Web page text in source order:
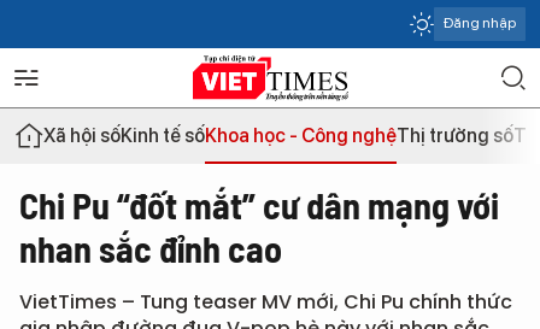
Đăng nhập
Xã hội sốKinh tế sốKhoa học - Công nghệThị trường số
Chi Pu “đốt mắt” cư dân mạng với
nhan sắc đỉnh cao
VietTimes – Tung teaser MV mới, Chi Pu chính thức